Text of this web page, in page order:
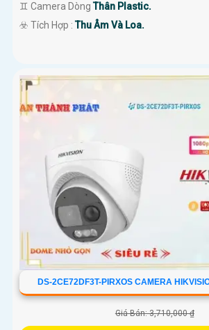
♊ Camera DòngThân Plastic.
️☣️ Tích Hợp :Thu Âm Và Loa.
DS-2CE72DF3T-PIRXOS CAMERA
Giá Bán: 3,710,000 ₫